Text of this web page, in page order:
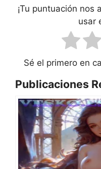
¡Tu puntuación nos
usar
Sé el primero en
Publicaciones